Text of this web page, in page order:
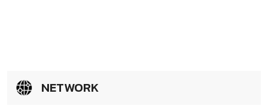
NETWORK